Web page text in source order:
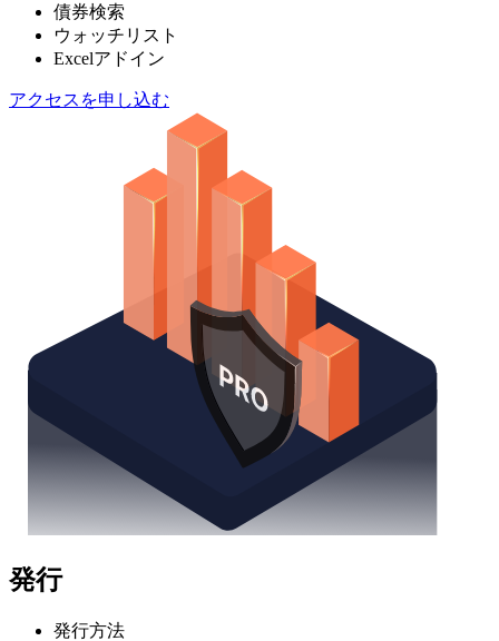
債券検索
ウォッチリスト
Excelアドイン
アクセスを申し込む
発行
発行方法